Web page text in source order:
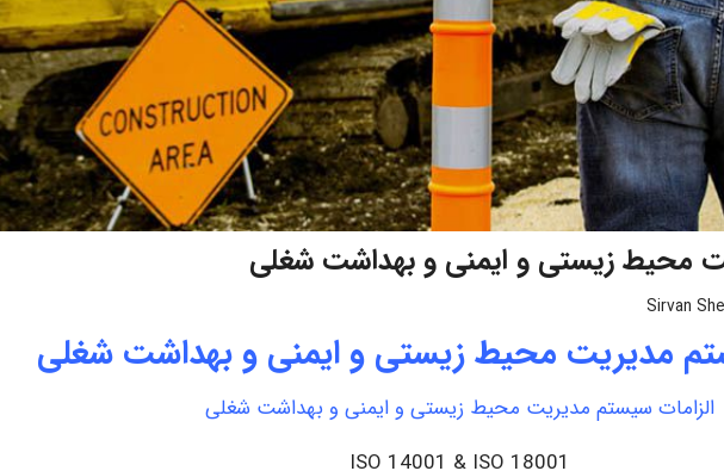
محیط زیستی و ایمنی و بهداشت شغلی
Sirvan
مدیریت محیط زیستی و ایمنی و بهداشت شغلی
الزامات سیستم مدیریت محیط زیستی و ایمنی و بهداشت شغلی
ISO 14001 & ISO 18001